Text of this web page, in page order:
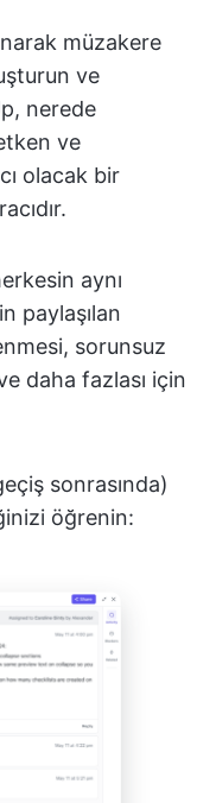
müzakere
ve
nerede
ve
olacak bir
aynı
paylaşılan
sorunsuz
daha fazlası için
sonrasında)
öğrenin: